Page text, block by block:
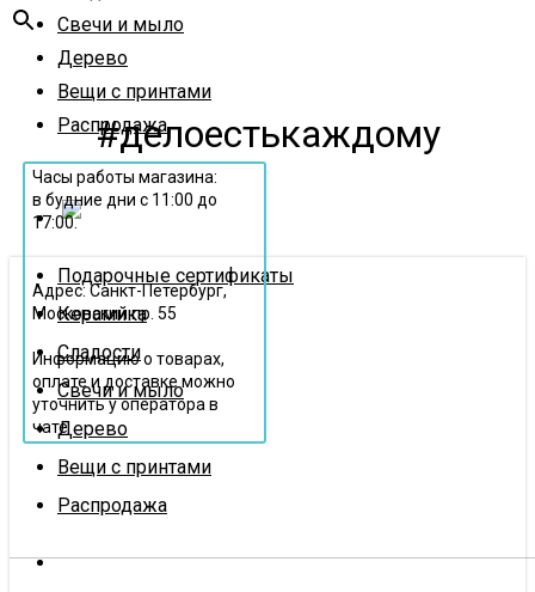
Свечи и мыло
Дерево
Вещи с принтами
Распродажа
Часы работы магазина:
в будние дни с 11:00 до
17:00.
Адрес: Санкт-Петербург,
Московский пр. 55
Информацию о товарах,
оплате и доставке можно
уточнить у оператора в
чате
#делоестькаждому
Подарочные сертификаты
Керамика
Сладости
Свечи и мыло
Дерево
Вещи с принтами
Распродажа